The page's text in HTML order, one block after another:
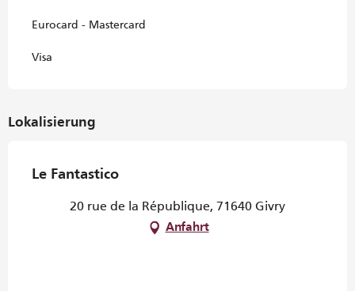
Eurocard - Mastercard
Visa
Lokalisierung
Le Fantastico
20 rue de la République, 71640 Givry
Anfahrt